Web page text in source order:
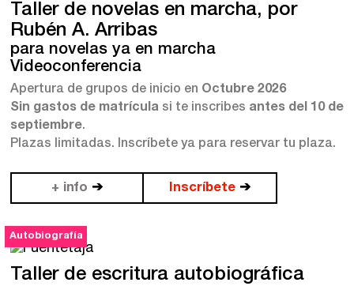
Concursos
Editorial
Catálogo
Ebooks
Recursos
Asesoría y Corrección
Tutorías
Taller de novelas en marcha, por
Rubén A. Arribas
para novelas ya en marcha
Videoconferencia
Apertura de grupos de inicio en Octubre 2026
Sin gastos de matrícula si te inscribes antes del 10 de
septiembre.
Plazas limitadas. Inscríbete ya para reservar tu plaza.
+ info ➔ Inscríbete ➔
Autobiografía
Taller de escritura autobiográfica